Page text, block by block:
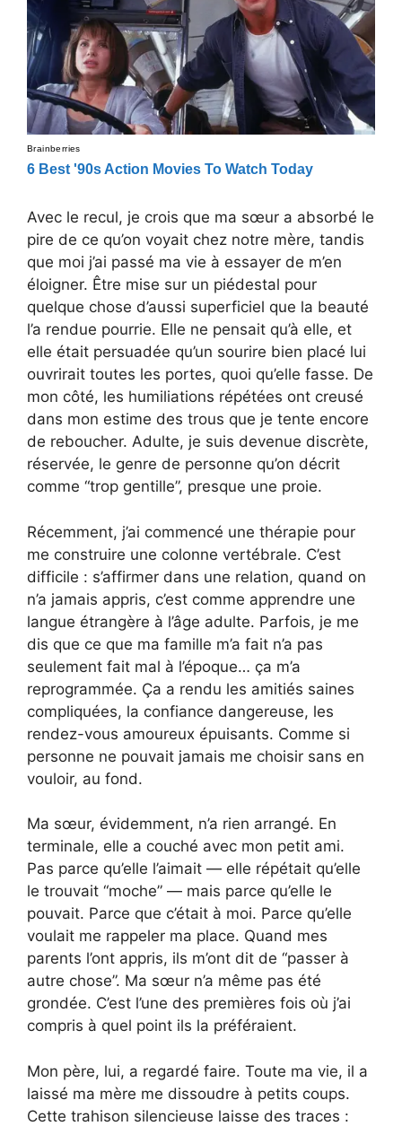
Avec le recul, je crois que ma sœur a absorbé le
pire de ce qu’on voyait chez notre mère, tandis
que moi j’ai passé ma vie à essayer de m’en
éloigner. Être mise sur un piédestal pour
quelque chose d’aussi superficiel que la beauté
l’a rendue pourrie. Elle ne pensait qu’à elle, et
elle était persuadée qu’un sourire bien placé lui
ouvrirait toutes les portes, quoi qu’elle fasse. De
mon côté, les humiliations répétées ont creusé
dans mon estime des trous que je tente encore
de reboucher. Adulte, je suis devenue discrète,
réservée, le genre de personne qu’on décrit
comme “trop gentille”, presque une proie.
Récemment, j’ai commencé une thérapie pour
me construire une colonne vertébrale. C’est
difficile : s’affirmer dans une relation, quand on
n’a jamais appris, c’est comme apprendre une
langue étrangère à l’âge adulte. Parfois, je me
dis que ce que ma famille m’a fait n’a pas
seulement fait mal à l’époque… ça m’a
reprogrammée. Ça a rendu les amitiés saines
compliquées, la confiance dangereuse, les
rendez-vous amoureux épuisants. Comme si
personne ne pouvait jamais me choisir sans en
vouloir, au fond.
Ma sœur, évidemment, n’a rien arrangé. En
terminale, elle a couché avec mon petit ami.
Pas parce qu’elle l’aimait — elle répétait qu’elle
le trouvait “moche” — mais parce qu’elle le
pouvait. Parce que c’était à moi. Parce qu’elle
voulait me rappeler ma place. Quand mes
parents l’ont appris, ils m’ont dit de “passer à
autre chose”. Ma sœur n’a même pas été
grondée. C’est l’une des premières fois où j’ai
compris à quel point ils la préféraient.
Mon père, lui, a regardé faire. Toute ma vie, il a
laissé ma mère me dissoudre à petits coups.
Cette trahison silencieuse laisse des traces :